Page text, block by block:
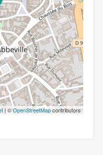
| ©OpenStreetMapcontributors